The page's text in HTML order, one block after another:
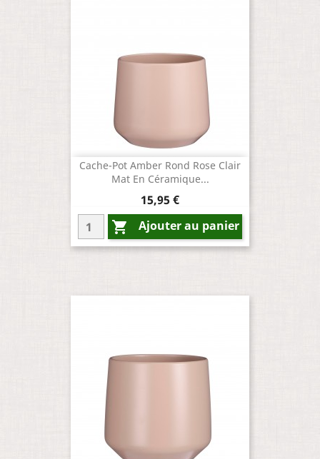
Cache-Pot Amber Rond Rose Clair
Mat En Céramique...
Prix
15,95 €
 Ajouter au panier